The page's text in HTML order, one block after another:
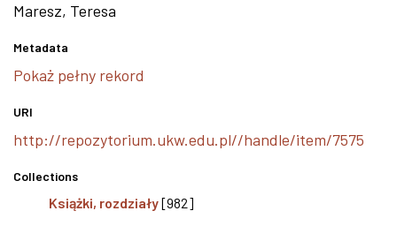
Maresz, Teresa
Metadata
Pokaż pełny rekord
URI
http://repozytorium.ukw.edu.pl//handle/item/7575
Collections
Książki, rozdziały[982]